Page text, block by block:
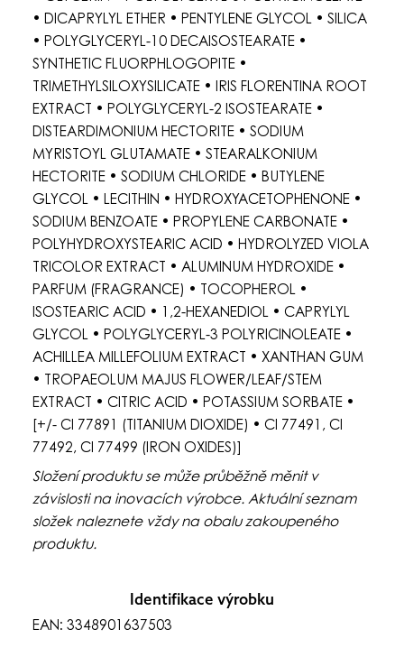
• DICAPRYLYL ETHER • PENTYLENE GLYCOL • SILICA
• POLYGLYCERYL-10 DECAISOSTEARATE •
SYNTHETIC FLUORPHLOGOPITE •
TRIMETHYLSILOXYSILICATE • IRIS FLORENTINA ROOT
EXTRACT • POLYGLYCERYL-2 ISOSTEARATE •
DISTEARDIMONIUM HECTORITE • SODIUM
MYRISTOYL GLUTAMATE • STEARALKONIUM
HECTORITE • SODIUM CHLORIDE • BUTYLENE
GLYCOL • LECITHIN • HYDROXYACETOPHENONE •
SODIUM BENZOATE • PROPYLENE CARBONATE •
POLYHYDROXYSTEARIC ACID • HYDROLYZED VIOLA
TRICOLOR EXTRACT • ALUMINUM HYDROXIDE •
PARFUM (FRAGRANCE) • TOCOPHEROL •
ISOSTEARIC ACID • 1,2-HEXANEDIOL • CAPRYLYL
GLYCOL • POLYGLYCERYL-3 POLYRICINOLEATE •
ACHILLEA MILLEFOLIUM EXTRACT • XANTHAN GUM
• TROPAEOLUM MAJUS FLOWER/LEAF/STEM
EXTRACT • CITRIC ACID • POTASSIUM SORBATE •
[+/- CI 77891 (TITANIUM DIOXIDE) • CI 77491, CI
77492, CI 77499 (IRON OXIDES)]
Složení produktu se může průběžně měnit v
závislosti na inovacích výrobce. Aktuální seznam
složek naleznete vždy na obalu zakoupeného
produktu.
Identifikace výrobku
EAN: 3348901637503